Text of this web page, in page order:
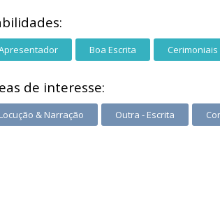
Boa Escrita Cerimoniais
de interesse:
Locução & Narração Outra - Escrita